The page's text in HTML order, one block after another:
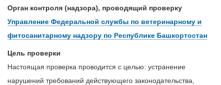
Орган контроля (надзора), проводящий проверку
Управление Федеральной службы по ветеринарному и
фитосанитарному надзору по Республике Башкортостан
Цель проверки
Настоящая проверка проводится с целью: устранение
нарушений требований действующего законодательства,